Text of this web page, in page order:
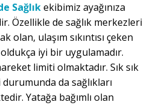
Sağlıkekibimiz ayağınıza
Özellikle de sağlık merkezleri
olan, ulaşım sıkıntısı çeken
iyi bir uygulamadır.
limiti olmaktadır. Sık sık
da sağlıkları
Yatağa bağımlı olan